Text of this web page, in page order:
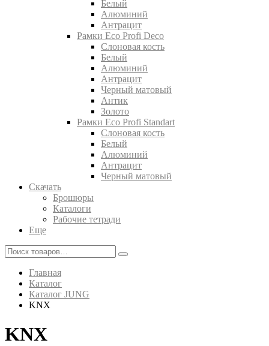
Белый
Алюминий
Антрацит
Рамки Eco Profi Deco
Слоновая кость
Белый
Алюминий
Антрацит
Черный матовый
Антик
Золото
Рамки Eco Profi Standart
Слоновая кость
Белый
Алюминий
Антрацит
Черный матовый
Скачать
Брошюры
Каталоги
Рабочие тетради
Еще
Главная
Каталог
Каталог JUNG
KNX
KNX